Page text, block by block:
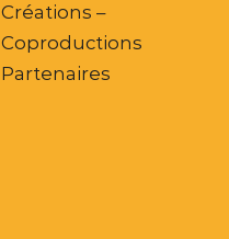
Créations –
Coproductions
Partenaires